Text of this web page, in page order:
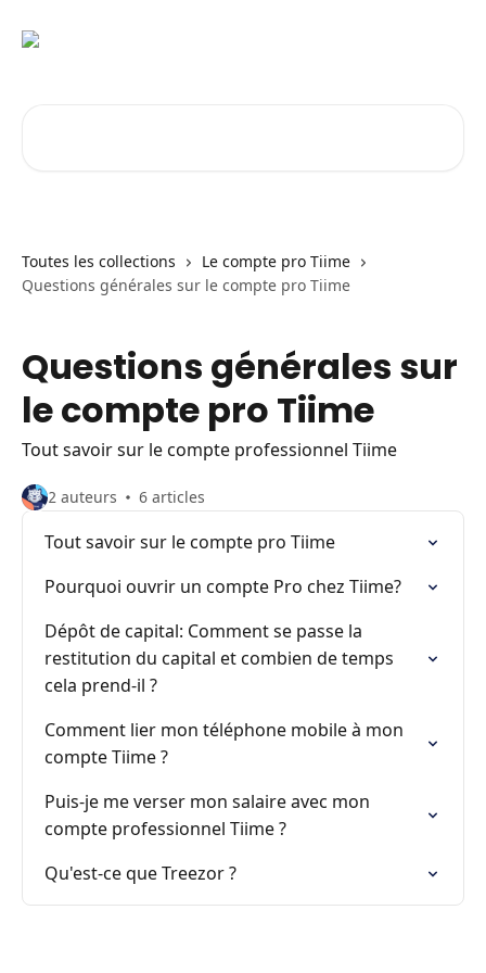
Toutes les collections
Le compte pro Tiime
Questions générales sur le compte pro Tiime
Questions générales sur
le compte pro Tiime
Tout savoir sur le compte professionnel Tiime
2 auteurs 6 articles
Tout savoir sur le compte pro Tiime
Pourquoi ouvrir un compte Pro chez Tiime?
Dépôt de capital: Comment se passe la
restitution du capital et combien de temps
cela prend-il ?
Comment lier mon téléphone mobile à mon
compte Tiime ?
Puis-je me verser mon salaire avec mon
compte professionnel Tiime ?
Qu'est-ce que Treezor ?